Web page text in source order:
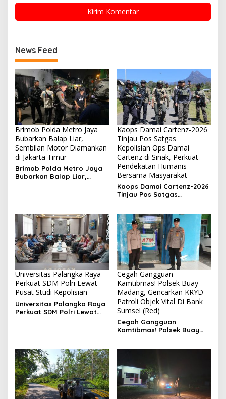
News Feed
Brimob Polda Metro Jaya
Bubarkan Balap Liar,
Sembilan Motor Diamankan
di Jakarta Timur
Brimob Polda Metro Jaya
Bubarkan Balap Liar,
Kaops Damai Cartenz-2026
Tinjau Pos Satgas
Kepolisian Ops Damai
Cartenz di Sinak, Perkuat
Pendekatan Humanis
Bersama Masyarakat
Kaops Damai Cartenz-2026
Tinjau Pos Satgas
Pendekatan Humanis
Bersama Masyarakat
Universitas Palangka Raya
Perkuat SDM Polri Lewat
Pusat Studi Kepolisian
Universitas Palangka Raya
Perkuat SDM Polri Lewat
Cegah Gangguan
Kamtibmas! Polsek Buay
Madang, Gencarkan KRYD
Patroli Objek Vital Di Bank
Sumsel (Red)
Cegah Gangguan
Kamtibmas! Polsek Buay